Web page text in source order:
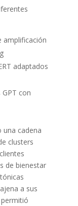
amplificación
adaptados
con
una cadena
clusters
de bienestar
a sus